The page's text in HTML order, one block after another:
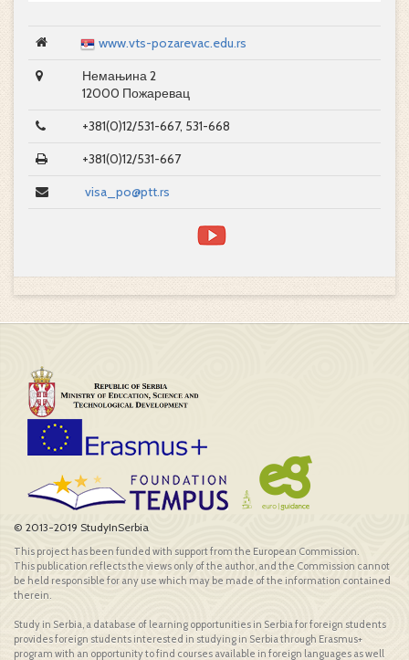
www.vts-pozarevac.edu.rs
Немањина 2
12000 Пожаревац
+381(0)12/531-667, 531-668
+381(0)12/531-667
visa_po@ptt.rs
© 2013-2019 StudyInSerbia
This project has been funded with support from the European Commission.
This publication reflects the views only of the author, and the Commission cannot
be held responsible for any use which may be made of the information contained
therein.
Study in Serbia, a database of learning opportunities in Serbia for foreign students
provides foreign students interested in studying in Serbia through Erasmus+
program with an opportunity to find courses available in foreign languages as well